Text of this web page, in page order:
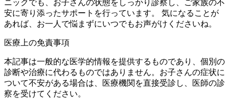
ニックでも、お子さんの状態をしっかり診察し、ご家族の不
安に寄り添ったサポートを行っています。 気になることが
あれば、お一人で悩まずにいつでもお声がけくださいね。
医療上の免責事項
本記事は一般的な医学的情報を提供するものであり、個別の
診断や治療に代わるものではありません。お子さんの症状に
ついて不安がある場合は、医療機関を直接受診し、医師の診
察を受けてください。